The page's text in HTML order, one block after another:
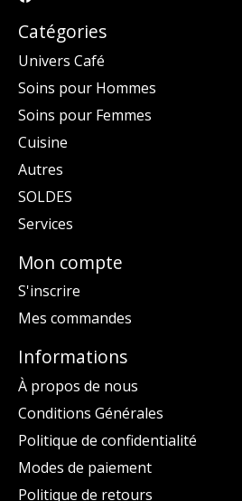
Catégories
Univers Café
Soins pour Hommes
Soins pour Femmes
Cuisine
Autres
SOLDES
Services
Mon compte
S'inscrire
Mes commandes
Informations
À propos de nous
Conditions Générales
Politique de confidentialité
Modes de paiement
Politique de retours